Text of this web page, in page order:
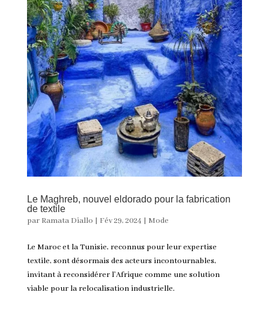
Le Maghreb, nouvel eldorado pour la fabrication
de textile
par Ramata Diallo | Fév 29, 2024 | Mode
Le Maroc et la Tunisie, reconnus pour leur expertise
textile, sont désormais des acteurs incontournables,
invitant à reconsidérer l’Afrique comme une solution
viable pour la relocalisation industrielle.